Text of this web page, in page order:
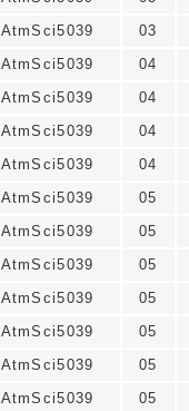
AtmSci5039 03
AtmSci5039 04
AtmSci5039 04
AtmSci5039 04
AtmSci5039 04
AtmSci5039 05
AtmSci5039 05
AtmSci5039 05
AtmSci5039 05
AtmSci5039 05
AtmSci5039 05
AtmSci5039 05